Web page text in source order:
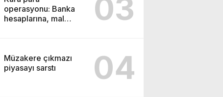
operasyonu: Banka
hesaplarına, mal
03
Müzakere çıkmazı
piyasayı sarstı
04